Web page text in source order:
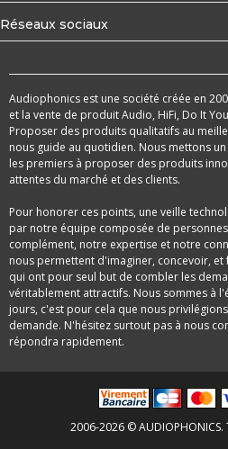
Réseaux sociaux
Audiophonics est une société créée en
et la vente de produit Audio, HiFi, Do It
Proposer des produits qualitatifs au
nous guide au quotidien. Nous mettons
les premiers à proposer des produits
attentes du marché et des clients.
Pour honorer ces points, une veille
par notre équipe composée de
complément, notre expertise et notre
nous permettent d'imaginer, concevoir,
qui ont pour seul but de combler les
véritablement attractifs. Nous sommes à
jours, c'est pour cela que nous
demande. N'hésitez surtout pas à nous
répondra rapidement.
2006-2026 ©